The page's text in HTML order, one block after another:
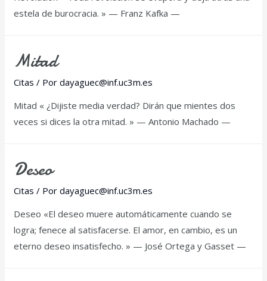
estela de burocracia. » — Franz Kafka —
Mitad
Citas / Pordayaguec@inf.uc3m.es
Mitad « ¿Dijiste media verdad? Dirán que mientes dos
veces si dices la otra mitad. » — Antonio Machado —
Deseo
Citas / Pordayaguec@inf.uc3m.es
Deseo «El deseo muere automáticamente cuando se
logra; fenece al satisfacerse. El amor, en cambio, es un
eterno deseo insatisfecho. » — José Ortega y Gasset —